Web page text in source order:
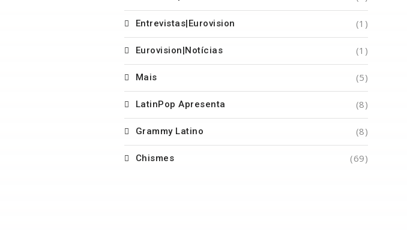
Entrevistas|Eurovision (1)
Eurovision|Notícias (1)
Mais (5)
LatinPop Apresenta (8)
Grammy Latino (8)
Chismes (69)